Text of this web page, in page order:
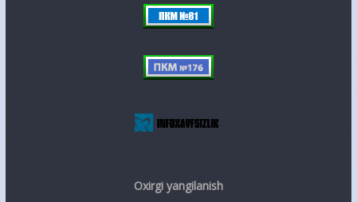
Oxirgi yangilanish